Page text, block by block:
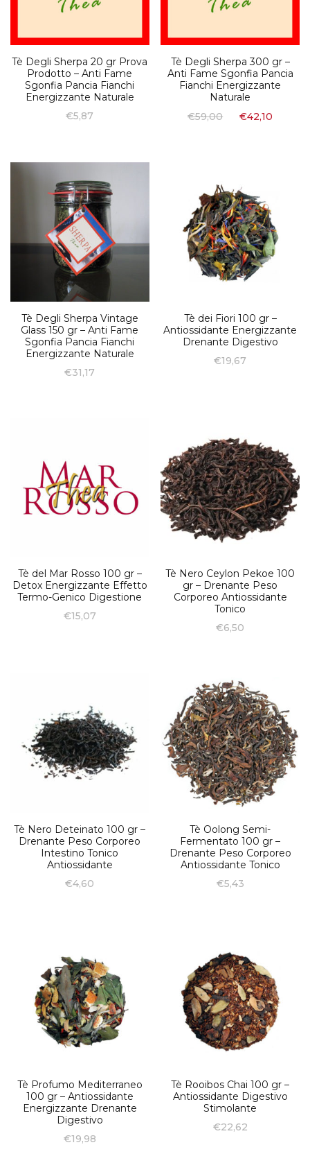
Tè Degli Sherpa 20 gr Prova
Prodotto – Anti Fame
Sgonfia Pancia Fianchi
Energizzante Naturale
€5,87
Tè Degli Sherpa 300 gr –
Anti Fame Sgonfia Pancia
Fianchi Energizzante
Naturale
€59,00 €42,10
Tè Degli Sherpa Vintage
Glass 150 gr – Anti Fame
Sgonfia Pancia Fianchi
Energizzante Naturale
€31,17
Tè dei Fiori 100 gr –
Antiossidante Energizzante
Drenante Digestivo
€19,67
Tè del Mar Rosso 100 gr –
Detox Energizzante Effetto
Termo-Genico Digestione
€15,07
Tè Nero Ceylon Pekoe 100
gr – Drenante Peso
Corporeo Antiossidante
Tonico
€6,50
Tè Nero Deteinato 100 gr –
Drenante Peso Corporeo
Intestino Tonico
Antiossidante
€4,60
Tè Oolong Semi-
Fermentato 100 gr –
Drenante Peso Corporeo
Antiossidante Tonico
€5,43
Tè Profumo Mediterraneo
100 gr – Antiossidante
Energizzante Drenante
Digestivo
€19,98
Tè Rooibos Chai 100 gr –
Antiossidante Digestivo
Stimolante
€22,62